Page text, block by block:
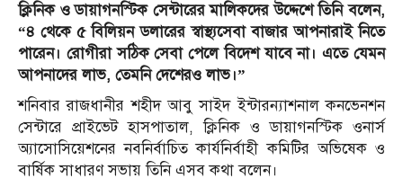
ক্লিনিক ও ডায়াগনস্টিক সেন্টারের মালিকদের উদ্দেশে তিনি বলেন,
“৪ থেকে ৫ বিলিয়ন ডলারের স্বাস্থ্যসেবা বাজার আপনারাই নিতে
পারেন। রোগীরা সঠিক সেবা পেলে বিদেশ যাবে না। এতে যেমন
আপনাদের লাভ, তেমনি দেশেরও লাভ।”
শনিবার রাজধানীর শহীদ আবু সাইদ ইন্টারন্যাশনাল কনভেনশন
সেন্টারে প্রাইভেট হাসপাতাল, ক্লিনিক ও ডায়াগনস্টিক ওনার্স
অ্যাসোসিয়েশনের নবনির্বাচিত কার্যনির্বাহী কমিটির অভিষেক ও
বার্ষিক সাধারণ সভায় তিনি এসব কথা বলেন।